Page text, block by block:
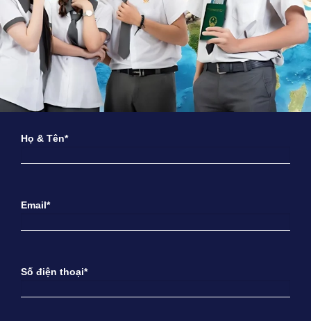
Họ & Tên*
Email*
Số điện thoại*